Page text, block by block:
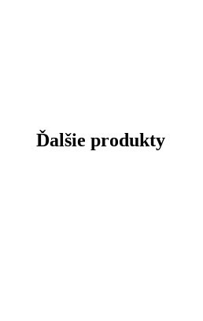
Ďalšie produkty